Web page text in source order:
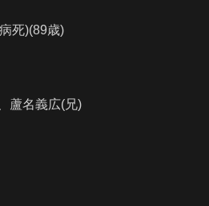
死)(89歳)
蘆名義広(兄)